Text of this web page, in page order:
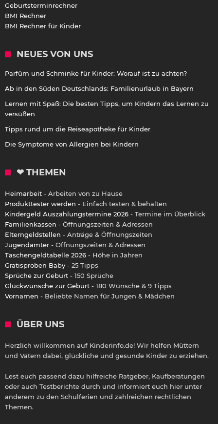
Geburtsterminrechner
BMI Rechner
BMI Rechner für Kinder
NEUES VON UNS
Parfüm und Schminke für Kinder: Worauf ist zu achten?
Ab in den Süden Deutschlands: Familienurlaub in Bayern
Lernen mit Spaß: Die besten Tipps, um Kindern das Lernen zu
versüßen
Tipps rund um die Reiseapotheke für Kinder
Die Symptome von Allergien bei Kindern
❤ THEMEN
Heimarbeit - Arbeiten von zu Hause
Produkttester werden - Einfach testen & behalten
Kindergeld Auszahlungstermine 2026 - Termine im Überblick
Familienkassen - Öffnungszeiten & Adressen
Elterngeldstellen - Anträge & Öffnungszeiten
Jugendämter - Öffnungszeiten & Adressen
Taschengeldtabelle 2026 - Höhe in Jahren
Gratisproben Baby - 25 Tipps
Sprüche zur Geburt - 150 Sprüche
Glückwünsche zur Geburt - 180 Wünsche & 9 Tipps
Vornamen - Beliebte Namen für Jungen & Mädchen
ÜBER UNS
Herzlich willkommen auf Kinderinfo.de! Wir helfen Müttern
und Vätern dabei, glückliche und gesunde Kinder zu erziehen.
Lest euch passend dazu hilfreiche Ratgeber, Kaufberatungen
oder auch Testberichte durch und informiert euch hier unter
anderem zu den Schulferien und zahlreichen rechtlichen
Themen.